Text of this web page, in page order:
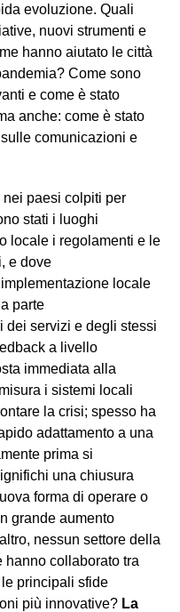
evoluzione. Quali
nuovi strumenti e
hanno aiutato le città
Come sono
e come è stato
anche: come è stato
comunicazioni e
nei paesi colpiti per
stati i luoghi
locale i regolamenti e le
e dove
locale
parte
dei servizi e degli stessi
a livello
immediata alla
i sistemi locali
la crisi; spesso ha
adattamento a una
prima si
una chiusura
forma di operare o
grande aumento
nessun settore della
hanno collaborato tra
principali sfide
più innovative? La